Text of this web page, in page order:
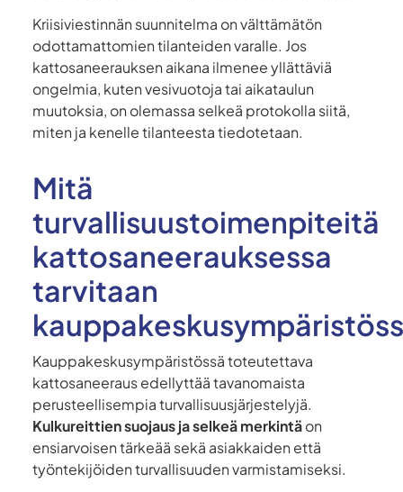
Kriisiviestinnän suunnitelma on välttämätön
odottamattomien tilanteiden varalle. Jos
kattosaneerauksen aikana ilmenee yllättäviä
ongelmia, kuten vesivuotoja tai aikataulun
muutoksia, on olemassa selkeä protokolla siitä,
miten ja kenelle tilanteesta tiedotetaan.
Mitä
turvallisuustoimenpiteitä
kattosaneerauksessa
tarvitaan
Kauppakeskusympäristössä toteutettava
kattosaneeraus edellyttää tavanomaista
perusteellisempia turvallisuusjärjestelyjä.
Kulkureittien suojaus ja selkeä merkintäon
ensiarvoisen tärkeää sekä asiakkaiden että
työntekijöiden turvallisuuden varmistamiseksi.